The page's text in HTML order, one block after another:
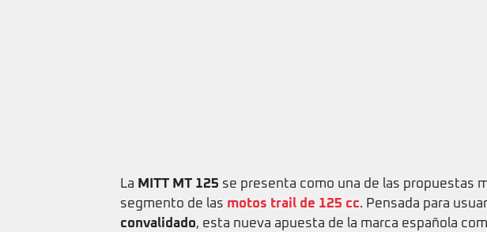
La MITT MT 125 se presenta como una de las propuestas
segmento de las motos trail de 125 cc. Pensada para
convalidado, esta nueva apuesta de la marca española